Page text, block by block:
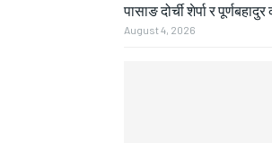
पासाङ दोर्ची शेर्पा र
August 4, 2026